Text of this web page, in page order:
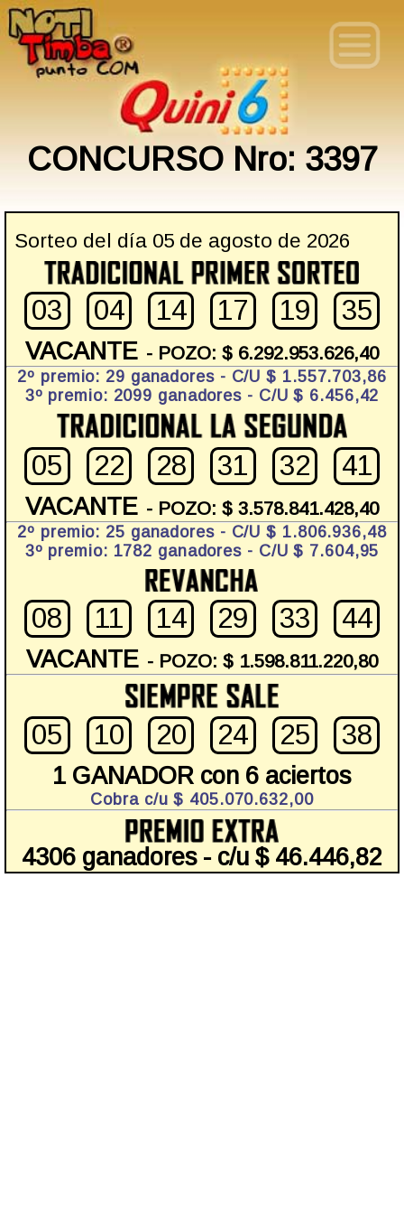
CONCURSO Nro: 3397
Sorteo del día 05 de agosto de 2026
03 04 14 17 19 35
VACANTE - POZO: $ 6.292.953.626,40
2º premio: 29 ganadores - C/U $ 1.557.703,86
3º premio: 2099 ganadores - C/U $ 6.456,42
05 22 28 31 32 41
VACANTE - POZO: $ 3.578.841.428,40
2º premio: 25 ganadores - C/U $ 1.806.936,48
3º premio: 1782 ganadores - C/U $ 7.604,95
08 11 14 29 33 44
VACANTE - POZO: $ 1.598.811.220,80
05 10 20 24 25 38
1 GANADOR con 6 aciertos
Cobra c/u $ 405.070.632,00
4306 ganadores - c/u $ 46.446,82